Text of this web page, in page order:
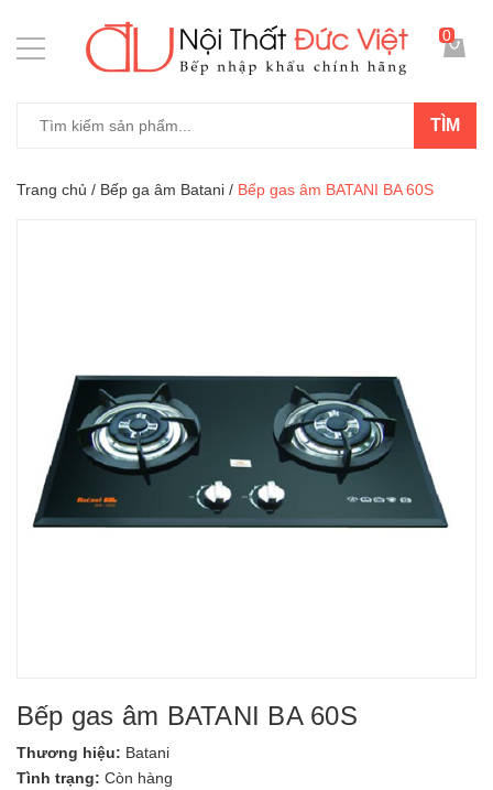
TÌM
0
Trang chủ / Bếp ga âm Batani / Bếp gas âm BATANI BA 60S
Bếp gas âm BATANI BA 60S
Thương hiệu: Batani
Tình trạng: Còn hàng